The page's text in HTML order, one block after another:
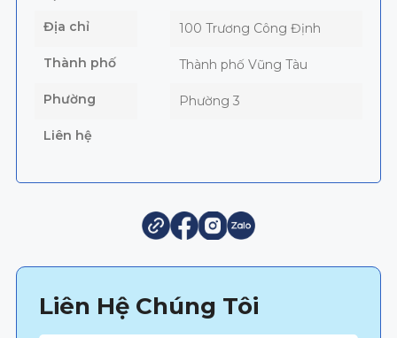
Địa chỉ 100 Trương Công Định
Thành phố Thành phố Vũng Tàu
Phường Phường 3
Liên hệ
Liên Hệ Chúng Tôi